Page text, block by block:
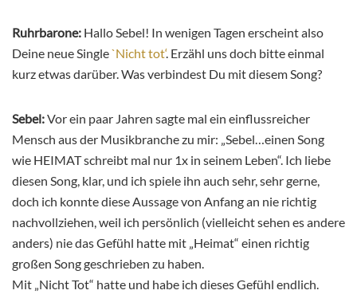
Ruhrbarone: Hallo Sebel! In wenigen Tagen erscheint also
Deine neue Single`Nicht tot‘. Erzähl uns doch bitte einmal
kurz etwas darüber. Was verbindest Du mit diesem Song?
Sebel:Vor ein paar Jahren sagte mal ein einflussreicher
Mensch aus der Musikbranche zu mir: „Sebel…einen Song
wie HEIMAT schreibt mal nur 1x in seinem Leben“. Ich liebe
diesen Song, klar, und ich spiele ihn auch sehr, sehr gerne,
doch ich konnte diese Aussage von Anfang an nie richtig
nachvollziehen, weil ich persönlich (vielleicht sehen es andere
anders) nie das Gefühl hatte mit „Heimat“ einen richtig
großen Song geschrieben zu haben.
Mit „Nicht Tot“ hatte und habe ich dieses Gefühl endlich.